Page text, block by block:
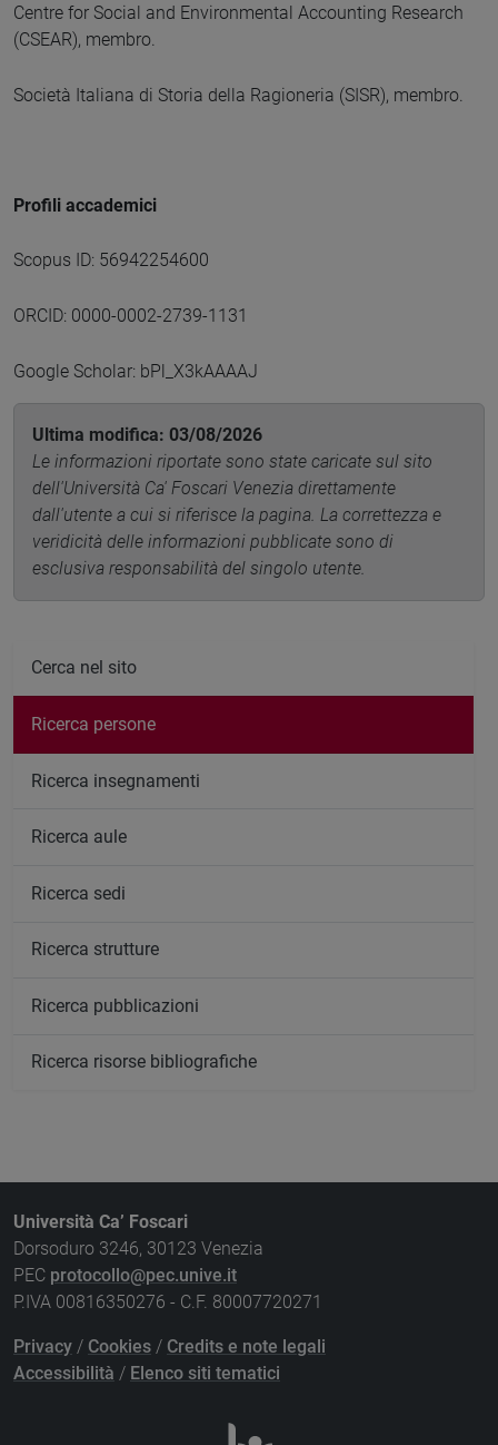
Centre for Social and Environmental Accounting Research
(CSEAR), membro.
Società Italiana di Storia della Ragioneria (SISR), membro.
Profili accademici
Scopus ID: 56942254600
ORCID: 0000-0002-2739-1131
Google Scholar: bPl_X3kAAAAJ
Ultima modifica: 03/08/2026
Le informazioni riportate sono state caricate sul sito
dell'Università Ca' Foscari Venezia direttamente
dall'utente a cui si riferisce la pagina. La correttezza e
veridicità delle informazioni pubblicate sono di
esclusiva responsabilità del singolo utente.
Cerca nel sito
Ricerca persone
Ricerca insegnamenti
Ricerca aule
Ricerca sedi
Ricerca strutture
Ricerca pubblicazioni
Ricerca risorse bibliografiche
Università Ca’ Foscari
Dorsoduro 3246, 30123 Venezia
PEC protocollo@pec.unive.it
P.IVA 00816350276 - C.F. 80007720271
Privacy / Cookies / Credits e note legali
Accessibilità / Elenco siti tematici